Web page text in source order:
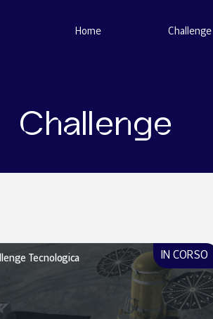
Home Challenge
Challenge
IN CORSO
Tecnologica